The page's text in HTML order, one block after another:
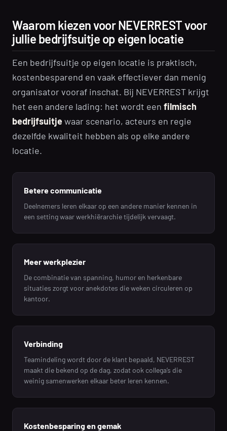
Waarom kiezen voor NEVERREST voor
jullie bedrijfsuitje op eigen locatie
Een bedrijfsuitje op eigen locatie is praktisch,
kostenbesparend en vaak effectiever dan menig
organisator vooraf inschat. Bij NEVERREST krijgt
het een andere lading: het wordt een filmisch
bedrijfsuitjewaar scenario, acteurs en regie
dezelfde kwaliteit hebben als op elke andere
locatie.
Betere communicatie
Deelnemers leren elkaar op een andere manier kennen in
een setting waar werkhiërarchie tijdelijk vervaagt.
Meer werkplezier
De combinatie van spanning, humor en herkenbare
situaties zorgt voor anekdotes die weken circuleren op
kantoor.
Verbinding
Teamindeling wordt door de klant bepaald, NEVERREST
maakt die bekend op de dag, zodat ook collega’s die
weinig samenwerken elkaar beter leren kennen.
Kostenbesparing en gemak